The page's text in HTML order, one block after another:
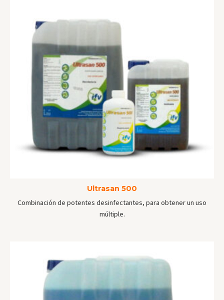
Ultrasan 500
Combinación de potentes desinfectantes, para obtener un uso
múltiple.